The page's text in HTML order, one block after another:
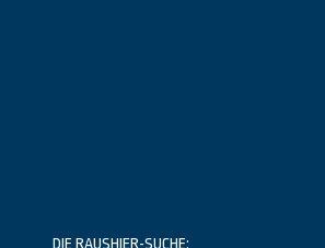
DIE RAUSHIER-SUCHE: